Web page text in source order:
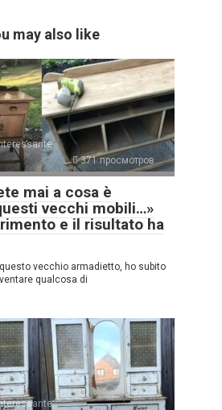
may also like
371 просмотров
mai a cosa è
vecchi mobili…»
e il risultato ha
vecchio armadietto, ho subito
qualcosa di